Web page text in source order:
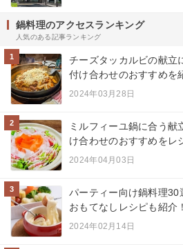
鍋料理のアクセスランキング
人気のある記事ランキング
1
チーズタッカルビの献立
付け合わせのおすすめを
2024年03月28日
2
ミルフィーユ鍋に合う
け合わせのおすすめをレ
2024年04月03日
3
パーティー向け鍋料理30
おもてなしレシピも紹介！
2024年02月14日